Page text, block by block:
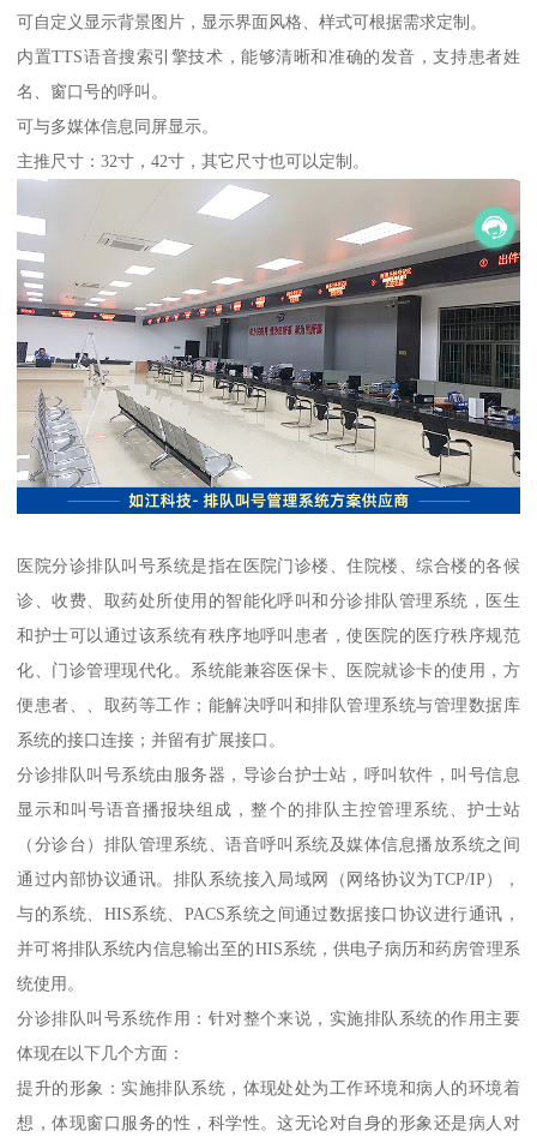
可自定义显示背景图片，显示界面风格、样式可根据需求定制。
内置TTS语音搜索引擎技术，能够清晰和准确的发音，支持患者姓
名、窗口号的呼叫。
可与多媒体信息同屏显示。
主推尺寸：32寸，42寸，其它尺寸也可以定制。
医院分诊排队叫号系统是指在医院门诊楼、住院楼、综合楼的各候
诊、收费、取药处所使用的智能化呼叫和分诊排队管理系统，医生
和护士可以通过该系统有秩序地呼叫患者，使医院的医疗秩序规范
化、门诊管理现代化。系统能兼容医保卡、医院就诊卡的使用，方
便患者、、取药等工作；能解决呼叫和排队管理系统与管理数据库
系统的接口连接；并留有扩展接口。
分诊排队叫号系统由服务器，导诊台护士站，呼叫软件，叫号信息
显示和叫号语音播报块组成，整个的排队主控管理系统、护士站
（分诊台）排队管理系统、语音呼叫系统及媒体信息播放系统之间
通过内部协议通讯。排队系统接入局域网（网络协议为TCP/IP），
与的系统、HIS系统、PACS系统之间通过数据接口协议进行通讯，
并可将排队系统内信息输出至的HIS系统，供电子病历和药房管理系
统使用。
分诊排队叫号系统作用：针对整个来说，实施排队系统的作用主要
体现在以下几个方面：
提升的形象：实施排队系统，体现处处为工作环境和病人的环境着
想，体现窗口服务的性，科学性。这无论对自身的形象还是病人对